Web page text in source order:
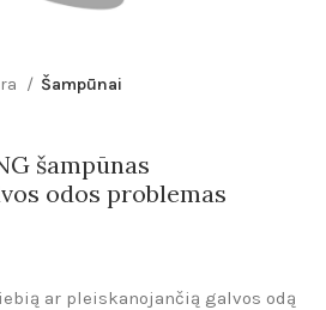
Šampūnai
šampūnas
odos problemas
ar pleiskanojančią galvos odą